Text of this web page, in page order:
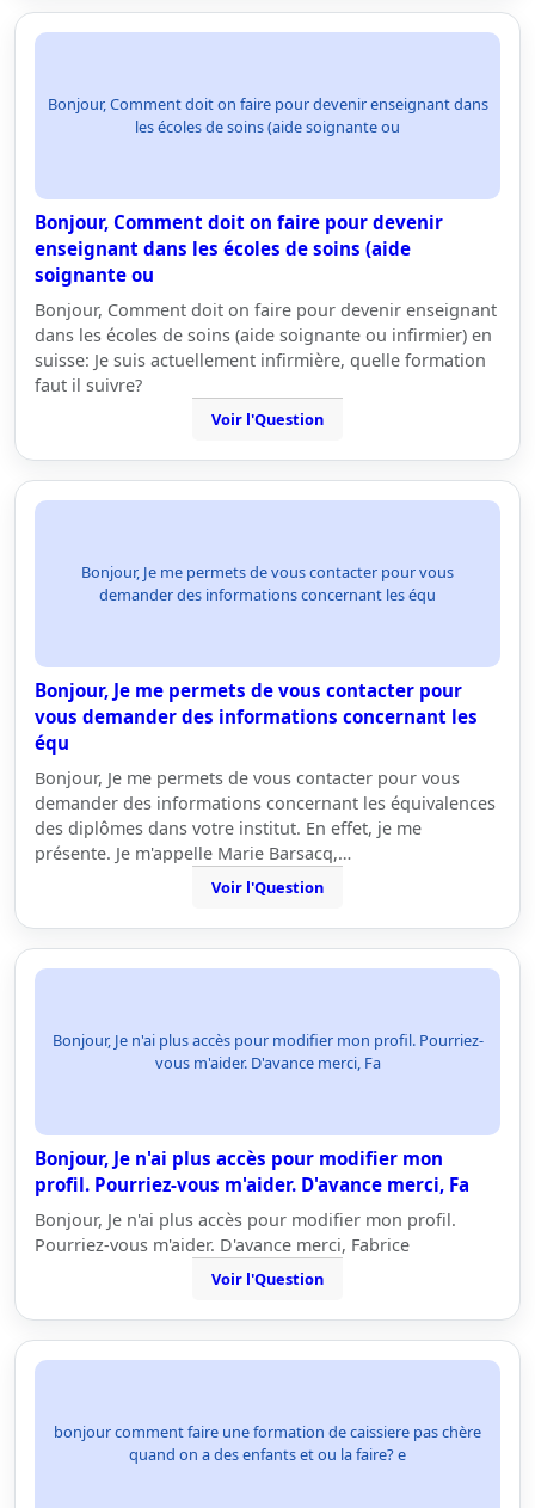
Bonjour, Comment doit on faire pour devenir enseignant dans
les écoles de soins (aide soignante ou
Bonjour, Comment doit on faire pour devenir
enseignant dans les écoles de soins (aide
soignante ou
Bonjour, Comment doit on faire pour devenir enseignant
dans les écoles de soins (aide soignante ou infirmier) en
suisse: Je suis actuellement infirmière, quelle formation
faut il suivre?
Voir l'Question
Bonjour, Je me permets de vous contacter pour vous
demander des informations concernant les équ
Bonjour, Je me permets de vous contacter pour
vous demander des informations concernant les
équ
Bonjour, Je me permets de vous contacter pour vous
demander des informations concernant les équivalences
des diplômes dans votre institut. En effet, je me
présente. Je m'appelle Marie Barsacq,…
Voir l'Question
Bonjour, Je n'ai plus accès pour modifier mon profil. Pourriez-
vous m'aider. D'avance merci, Fa
Bonjour, Je n'ai plus accès pour modifier mon
profil. Pourriez-vous m'aider. D'avance merci, Fa
Bonjour, Je n'ai plus accès pour modifier mon profil.
Pourriez-vous m'aider. D'avance merci, Fabrice
Voir l'Question
bonjour comment faire une formation de caissiere pas chère
quand on a des enfants et ou la faire? e